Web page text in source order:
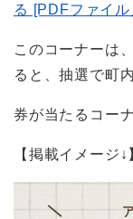
る [PDFファイ
このコーナーは
ると、抽選で町
券が当たるコー
【掲載イメージ↓